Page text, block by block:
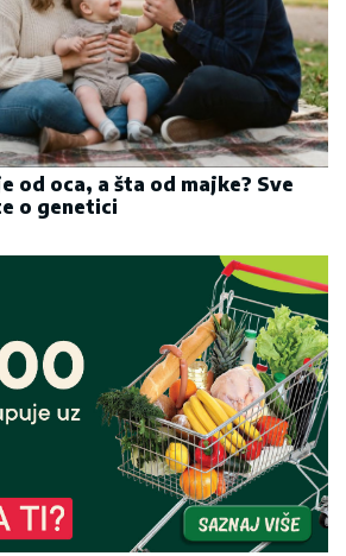
od oca, a šta od majke? Sve
o genetici